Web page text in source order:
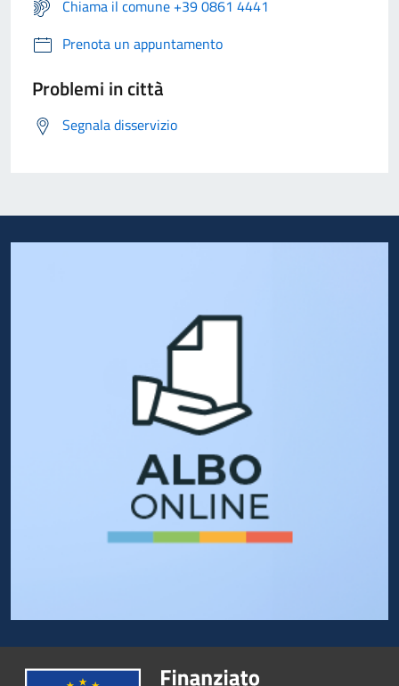
Chiama il comune +39 0861 4441
Prenota un appuntamento
Problemi in città
Segnala disservizio